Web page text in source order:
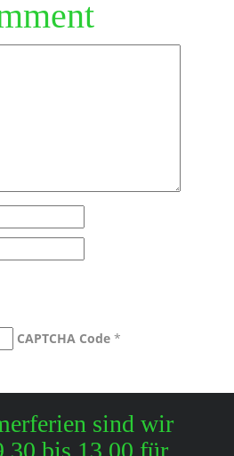
CAPTCHA Code *
sind wir
bis 13.00 für